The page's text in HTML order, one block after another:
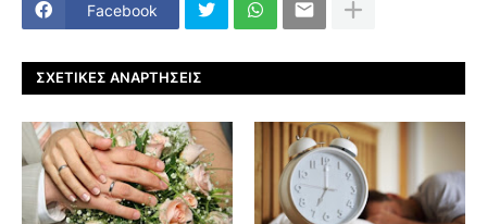
Facebook
ΣΧΕΤΙΚΈΣ ΑΝΑΡΤΉΣΕΙΣ